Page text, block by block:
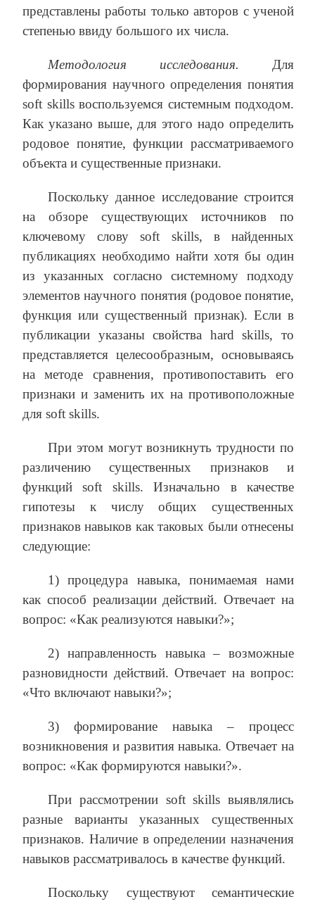
представлены работы только авторов с ученой
степенью ввиду большого их числа.
Методология исследования. Для
формирования научного определения понятия
soft skills воспользуемся системным подходом.
Как указано выше, для этого надо определить
родовое понятие, функции рассматриваемого
объекта и существенные признаки.
Поскольку данное исследование строится
на обзоре существующих источников по
ключевому слову soft skills, в найденных
публикациях необходимо найти хотя бы один
из указанных согласно системному подходу
элементов научного понятия (родовое понятие,
функция или существенный признак). Если в
публикации указаны свойства hard skills, то
представляется целесообразным, основываясь
на методе сравнения, противопоставить его
признаки и заменить их на противоположные
для soft skills.
При этом могут возникнуть трудности по
различению существенных признаков и
функций soft skills. Изначально в качестве
гипотезы к числу общих существенных
признаков навыков как таковых были отнесены
следующие:
1) процедура навыка, понимаемая нами
как способ реализации действий. Отвечает на
вопрос: «Как реализуются навыки?»;
2) направленность навыка – возможные
разновидности действий. Отвечает на вопрос:
«Что включают навыки?»;
3) формирование навыка – процесс
возникновения и развития навыка. Отвечает на
вопрос: «Как формируются навыки?».
При рассмотрении soft skills выявлялись
разные варианты указанных существенных
признаков. Наличие в определении назначения
навыков рассматривалось в качестве функций.
Поскольку существуют семантические